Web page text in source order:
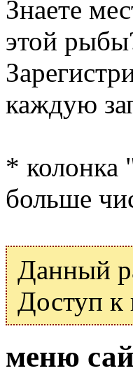
Знаете
этой
каждую
* колонка
больше
Данный
Доступ
меню